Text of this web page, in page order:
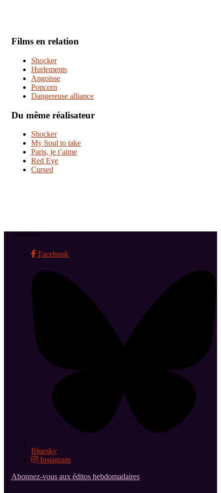
Films en relation
Shocker
Hurlements
Angoisse
Popcorn
Dangereuse alliance
Du même réalisateur
Shocker
My Soul to take
Paris, je t’aime
Red Eye
Cursed
Suivez-nous !
Facebook
Bluesky
Instagram
Abonnez-vous aux éditos hebdomadaires